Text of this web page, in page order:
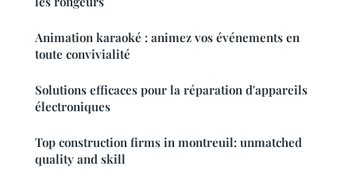
Animation karaoké : animez vos événements en
toute convivialité
Solutions efficaces pour la réparation d'appareils
électroniques
Top construction firms in montreuil: unmatched
quality and skill